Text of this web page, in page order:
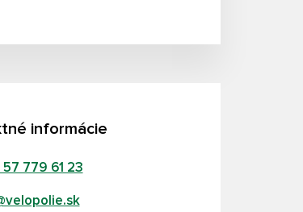
informácie
57 779 61 23